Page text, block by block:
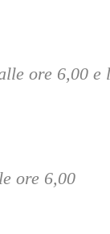
ore 6,00 e
ore 6,00